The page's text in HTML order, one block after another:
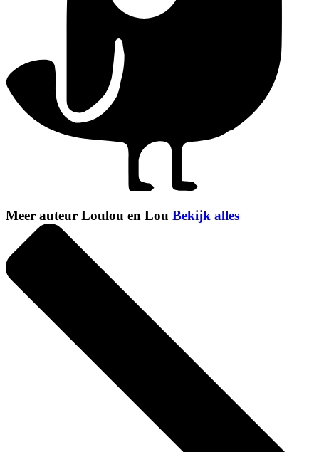
Meer auteur Loulou en Lou Bekijk alles